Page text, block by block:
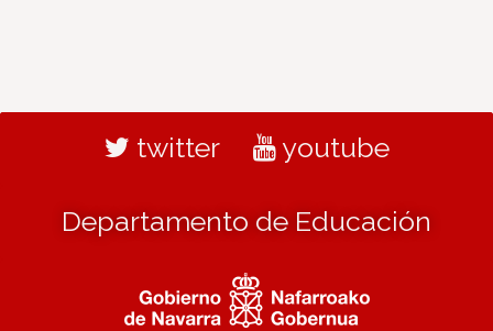
twitter youtube
Departamento de Educación